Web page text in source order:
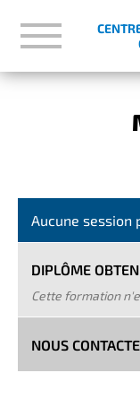
Aucune session
DIPLÔME
Cette formation
NOUS